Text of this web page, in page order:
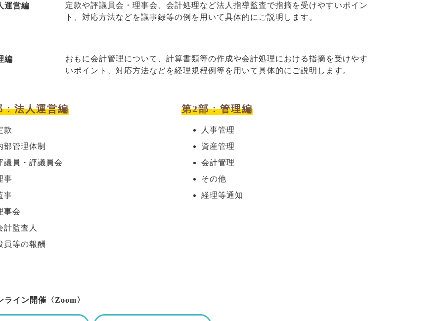
運営編
定款や評議員会・理事会、会計処理など法人指導監査で指摘を受けやすいポイン
ト、対応方法などを議事録等の例を用いて具体的にご説明します。
編
おもに会計管理について、計算書類等の作成や会計処理における指摘を受けやす
いポイント、対応方法などを経理規程例等を用いて具体的にご説明します。
：法人運営編
款
部管理体制
議員・評議員会
事
事
事会
計監査人
員等の報酬
第2部：管理編
人事管理
資産管理
会計管理
その他
経理等通知
ライン開催〈Zoom〉